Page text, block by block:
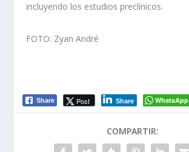
incluyendo los estudios preclínicos.
FOTO: Zyan André
Share Post Share WhatsApp
COMPARTIR: